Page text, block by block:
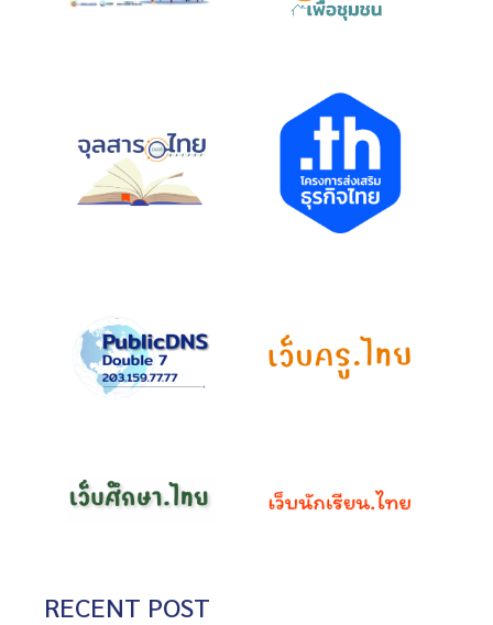
RECENT POST